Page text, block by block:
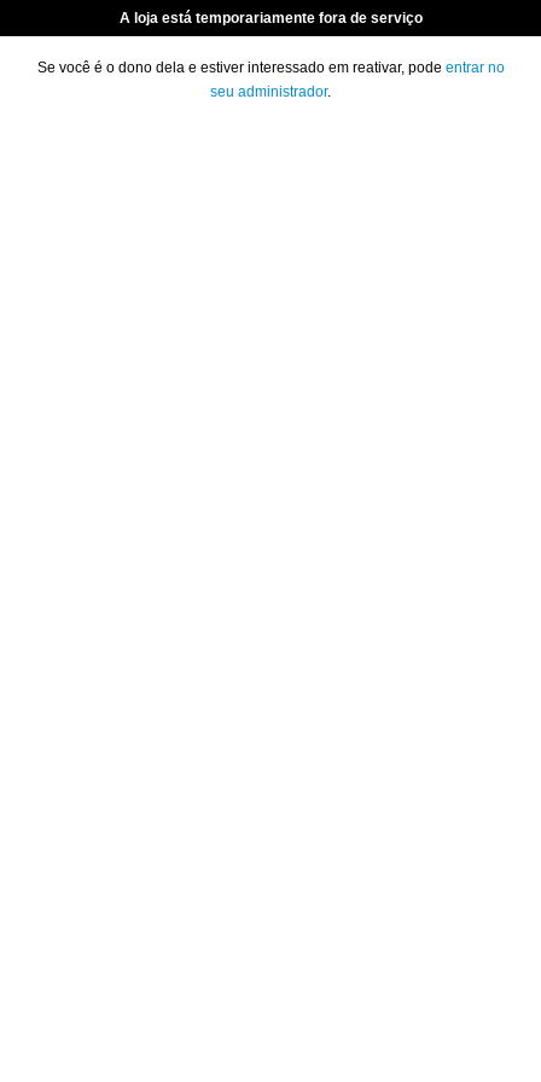
A loja está temporariamente fora de serviço
Se você é o dono dela e estiver interessado em reativar, pode entrar no
seu administrador.